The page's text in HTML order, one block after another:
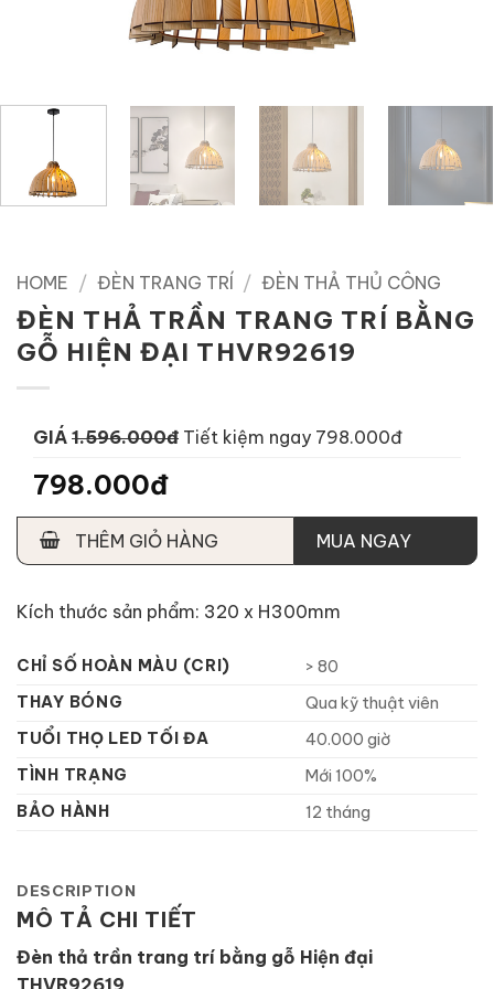
HOME / ĐÈN TRANG TRÍ / ĐÈN THẢ THỦ CÔNG
ĐÈN THẢ TRẦN TRANG TRÍ BẰNG
GỖ HIỆN ĐẠI THVR92619
GIÁ 1.596.000đ Tiết kiệm ngay 798.000đ
798.000đ
THÊM GIỎ HÀNG MUA NGAY
Kích thước sản phẩm: 320 x H300mm
CHỈ SỐ HOÀN MÀU (CRI)
> 80
THAY BÓNG
Qua kỹ thuật viên
TUỔI THỌ LED TỐI ĐA
40.000 giờ
TÌNH TRẠNG
Mới 100%
BẢO HÀNH
12 tháng
DESCRIPTION
MÔ TẢ CHI TIẾT
Đèn thả trần trang trí bằng gỗ Hiện đại
THVR92619